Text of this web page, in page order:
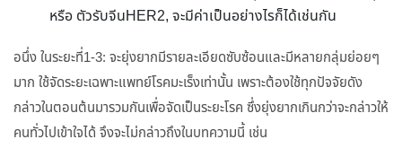
หรือ ตัวรับจีนHER2, จะมีค่าเป็นอย่างไรก็ได้เช่นกัน
อนึ่ง ในระยะที่1-3: จะยุ่งยากมีรายละเอียดซับซ้อนและมีหลายกลุ่มย่อยๆ
มาก ใช้จัดระยะเฉพาะแพทย์โรคมะเร็งเท่านั้น เพราะต้องใช้ทุกปัจจัยดัง
กล่าวในตอนต้นมารวมกันเพื่อจัดเป็นระยะโรค ซึ่งยุ่งยากเกินกว่าจะกล่าวให้
คนทั่วไปเข้าใจได้ จึงจะไม่กล่าวถึงในบทความนี้ เช่น